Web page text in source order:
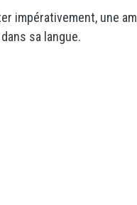
impérativement, une
sa langue.